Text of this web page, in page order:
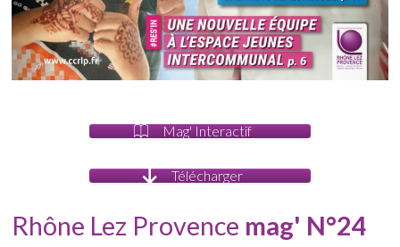
Mag' Interactif
Télécharger
Rhône Lez Provence mag' N°24